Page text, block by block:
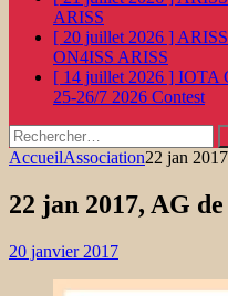
ARISS
[ 20 juillet 2026 ]
ON4ISS ARISS
[ 14 juillet 2026 ] IOTA
25-26/7 2026 Contest
Rechercher :
AccueilAssociation22 jan
22 jan 2017, AG
20 janvier 2017